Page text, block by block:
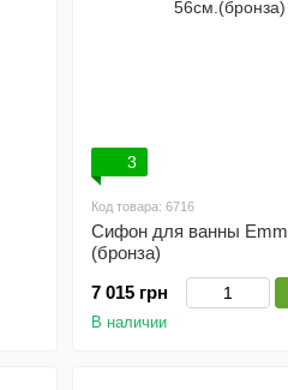
3
Код товара: 6716
Сифон для ванны
(бронза)
7 015 грн
В наличии